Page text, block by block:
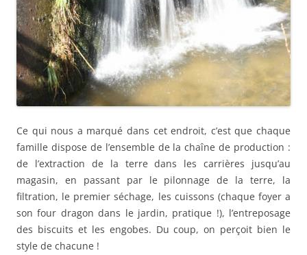
Ce qui nous a marqué dans cet endroit, c’est que chaque
famille dispose de l’ensemble de la chaîne de production :
de l’extraction de la terre dans les carrières jusqu’au
magasin, en passant par le pilonnage de la terre, la
filtration, le premier séchage, les cuissons (chaque foyer a
son four dragon dans le jardin, pratique !), l’entreposage
des biscuits et les engobes. Du coup, on perçoit bien le
style de chacune !